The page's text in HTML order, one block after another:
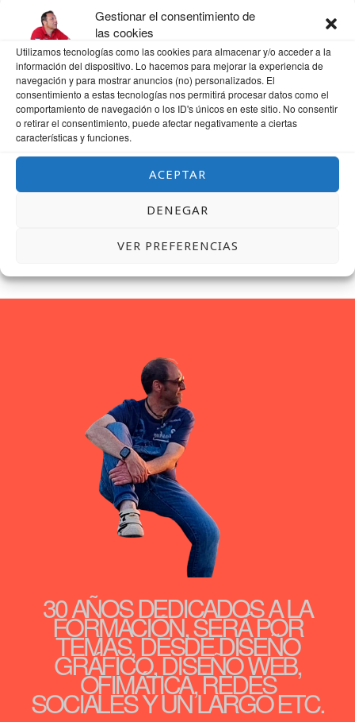
Gestionar el consentimiento de
las cookies
Utilizamos tecnologías como las cookies para almacenar y/o acceder a la
información del dispositivo. Lo hacemos para mejorar la experiencia de
navegación y para mostrar anuncios (no) personalizados. El
consentimiento a estas tecnologías nos permitirá procesar datos como el
comportamiento de navegación o los ID's únicos en este sitio. No consentir
o retirar el consentimiento, puede afectar negativamente a ciertas
características y funciones.
ACEPTAR
DENEGAR
VER PREFERENCIAS
WEB
GUARDA MI NOMBRE, CORREO ELECTRÓNICO Y WEB EN ESTE NAVEGADOR
PARA LA PRÓXIMA VEZ QUE COMENTE.
30 AÑOS DEDICADOS A LA
FORMACIÓN, SERÁ POR
TEMAS, DESDE DISEÑO
GRÁFICO, DISEÑO WEB,
OFIMÁTICA, REDES
SOCIALES Y UN LARGO ETC.